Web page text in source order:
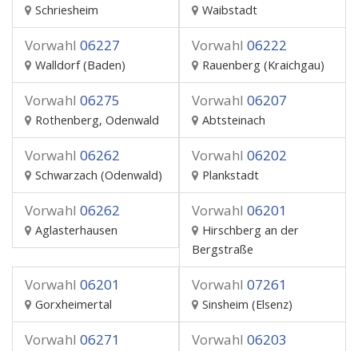
Schriesheim Waibstadt
Vorwahl 06227
Walldorf (Baden)
Vorwahl 06222
Rauenberg (Kraichgau)
Vorwahl 06275
Rothenberg, Odenwald
Vorwahl 06207
Abtsteinach
Vorwahl 06262
Schwarzach (Odenwald)
Vorwahl 06202
Plankstadt
Vorwahl 06262
Aglasterhausen
Vorwahl 06201
Hirschberg an der
Bergstraße
Vorwahl 06201
Gorxheimertal
Vorwahl 07261
Sinsheim (Elsenz)
Vorwahl 06271 Vorwahl 06203